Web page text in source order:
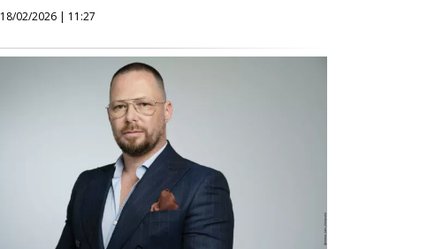
18/02/2026 | 11:27